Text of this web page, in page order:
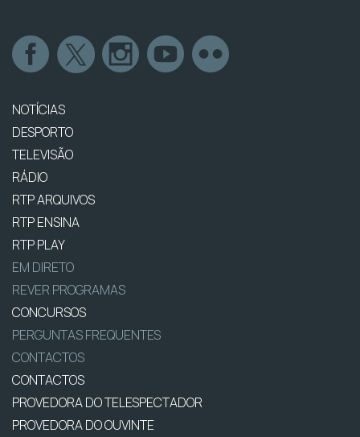
NOTÍCIAS
DESPORTO
TELEVISÃO
RÁDIO
RTP ARQUIVOS
RTP ENSINA
RTP PLAY
EM DIRETO
REVER PROGRAMAS
CONCURSOS
PERGUNTAS FREQUENTES
CONTACTOS
CONTACTOS
PROVEDORA DO TELESPECTADOR
PROVEDORA DO OUVINTE